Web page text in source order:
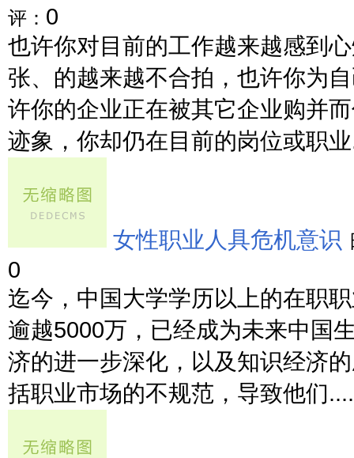
评： 0
也许你对目前的工作越来越感到
张、的越来越不合拍，也许你为
许你的企业正在被其它企业购并
迹象，你却仍在目前的岗位或职
女性职业人具危机意识
0
迄今，中国大学学历以上的在职
逾越5000万，已经成为未来中国
济的进一步深化，以及知识经济
括职业市场的不规范，导致他们